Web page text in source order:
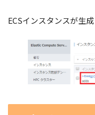
ECSインスタンスが生成